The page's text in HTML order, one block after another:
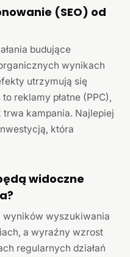
(SEO) od
budujące
wynikach
utrzymują się
reklamy płatne (PPC),
kampania. Najlepiej
która
widoczne
wyników wyszukiwania
a wyraźny wzrost
regularnych działań